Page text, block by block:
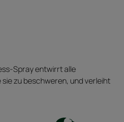
Spray entwirrt alle
zu beschweren, und verleiht